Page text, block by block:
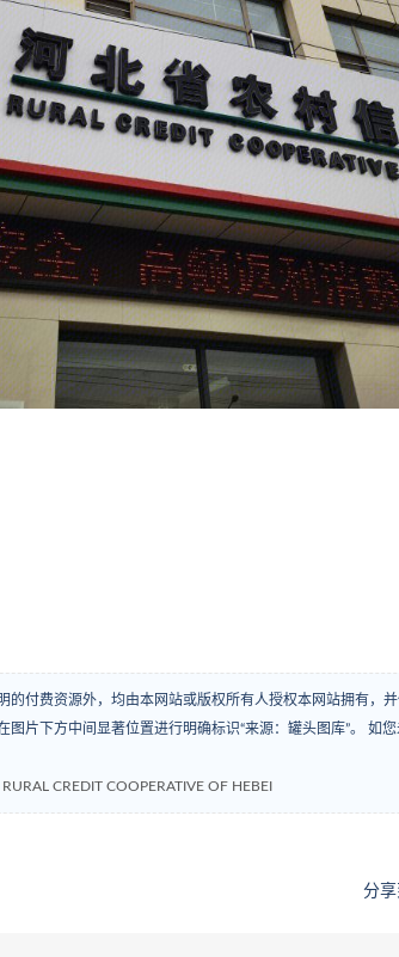
的付费资源外，均由本网站或版权所有人授权本网站拥有，
图片下方中间显著位置进行明确标识“来源：罐头图库”。 如
CREDIT COOPERATIVE OF HEBEI
分享